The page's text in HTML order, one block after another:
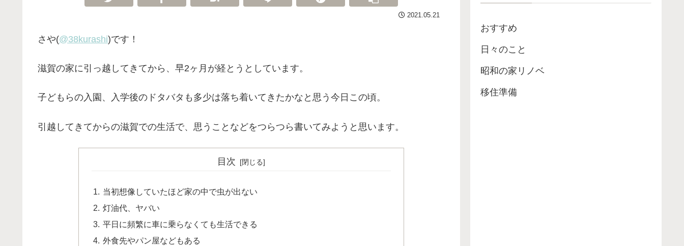
2021.05.21
さや(@38kurashi)です！
滋賀の家に引っ越してきてから、早2ヶ月が経とうとしています。
子どもらの入園、入学後のドタバタも多少は落ち着いてきたかなと思う今日この頃。
引越してきてからの滋賀での生活で、思うことなどをつらつら書いてみようと思います。
目次
当初想像していたほど家の中で虫が出ない
灯油代、ヤバい
平日に頻繁に車に乗らなくても生活できる
外食先やパン屋などもある
おすすめ
日々のこと
昭和の家リノベ
移住準備